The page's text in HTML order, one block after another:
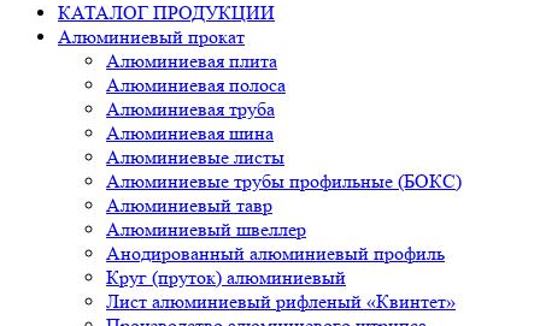
КАТАЛОГ ПРОДУКЦИИ
Алюминиевый прокат
Алюминиевая плита
Алюминиевая полоса
Алюминиевая труба
Алюминиевая шина
Алюминиевые листы
Алюминиевые трубы профильные (БОКС)
Алюминиевый тавр
Алюминиевый швеллер
Анодированный алюминиевый профиль
Круг (пруток) алюминиевый
Лист алюминиевый рифленый «Квинтет»